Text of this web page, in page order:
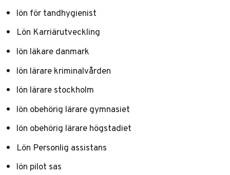
lön för tandhygienist
Lön Karriärutveckling
lön läkare danmark
lön lärare kriminalvården
lön lärare stockholm
lön obehörig lärare gymnasiet
lön obehörig lärare högstadiet
Lön Personlig assistans
lön pilot sas